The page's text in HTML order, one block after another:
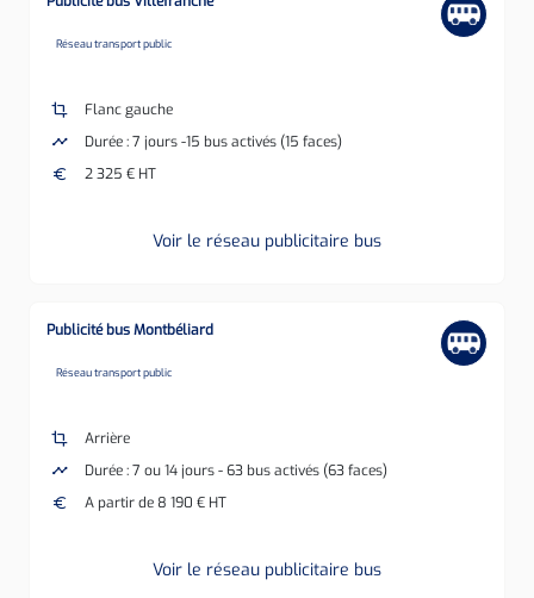
none
Réseau transport public
crop
Flanc gauche
timeline
Durée : 7 jours -15 bus activés (15 faces)
euro
2 325 € HT
Voir le réseau publicitaire bus
Publicité bus Montbéliard
none
Réseau transport public
crop
Arrière
timeline
Durée : 7 ou 14 jours - 63 bus activés (63 faces)
euro
A partir de 8 190 € HT
Voir le réseau publicitaire bus